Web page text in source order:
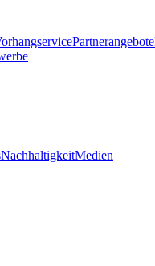
Partnerangebote
NachhaltigkeitMedien